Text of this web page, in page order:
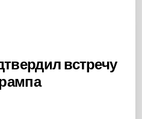
встречу